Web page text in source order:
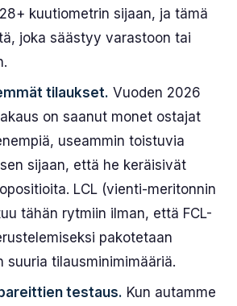
kuutiometrin sijaan, ja tämä
joka säästyy varastoon tai
tilaukset. Vuoden 2026
on saanut monet ostajat
useammin toistuvia
sijaan, että he keräisivät
LCL (vienti-meritonnin
tähän rytmiin ilman, että FCL-
pakotetaan
suuria tilausminimimääriä.
testaus. Kun autamme